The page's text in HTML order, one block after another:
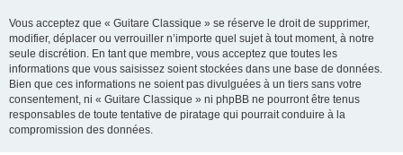
Vous acceptez que « Guitare Classique » se réserve le droit de supprimer,
modifier, déplacer ou verrouiller n’importe quel sujet à tout moment, à notre
seule discrétion. En tant que membre, vous acceptez que toutes les
informations que vous saisissez soient stockées dans une base de données.
Bien que ces informations ne soient pas divulguées à un tiers sans votre
consentement, ni « Guitare Classique » ni phpBB ne pourront être tenus
responsables de toute tentative de piratage qui pourrait conduire à la
compromission des données.